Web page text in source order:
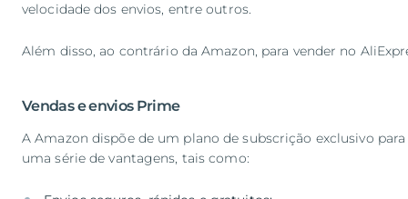
velocidade dos envios, entre outros.
Além disso, ao contrário da Amazon, para vender no
Vendas e envios Prime
A Amazon dispõe de um plano de subscrição exclusivo
uma série de vantagens, tais como: